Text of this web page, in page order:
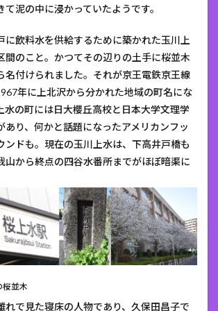
泥の中に浸かっていたようです。
に飲料水を供給するために築かれた玉川上
間のこと。かつてその辺りの土手に桜並木
名付けられました。それが京王電鉄京王線
年に上北沢から分かれた地域の町名にな
水の町には日大櫻丘高校と日本大学文理学
あり、何かと話題になったアメリカンフッ
ンドも。現在の玉川上水は、下高井戸橋も
山から終点の四谷水番所までがほぼ暗渠に
桜並木
れで見た寝床の人物であり、久保田昌子で